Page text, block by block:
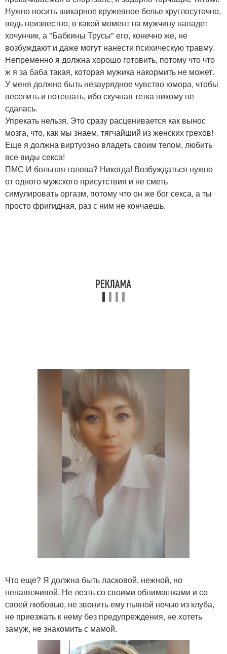
Нужно носить шикарное кружевное белье круглосуточно,
ведь неизвестно, в какой момент на мужчину нападет
хочунчик, а "Бабкины Трусы" его, конечно же, не
возбуждают и даже могут нанести психическую травму.
Непременно я должна хорошо готовить, потому что что
ж я за баба такая, которая мужика накормить не может.
У меня должно быть незаурядное чувство юмора, чтобы
веселить и потешать, ибо скучная тетка никому не
сдалась.
Упрекать нельзя. Это сразу расценивается как вынос
мозга, что, как мы знаем, тягчайший из женских грехов!
Еще я должна виртуозно владеть своим телом, любить
все виды секса!
ПМС И больная голова? Никогда! Возбуждаться нужно
от одного мужского присутствия и не сметь
симулировать оргазм, потому что он же бог секса, а ты
просто фригидная, раз с ним не кончаешь.
Что еще? Я должна быть ласковой, нежной, но
ненавязчивой. Не лезть со своими обнимашками и со
своей любовью, не звонить ему пьяной ночью из клуба,
не приезжать к нему без предупреждения, не хотеть
замуж, не знакомить с мамой.